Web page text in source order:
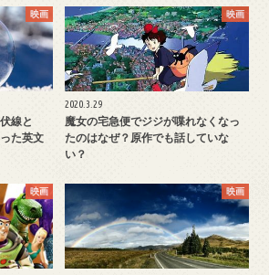
映画
線と
た英文
映画
2020.3.29
魔女の宅急便でジジが喋れなくなっ
たのはなぜ？原作でも話していな
い？
映画 映画